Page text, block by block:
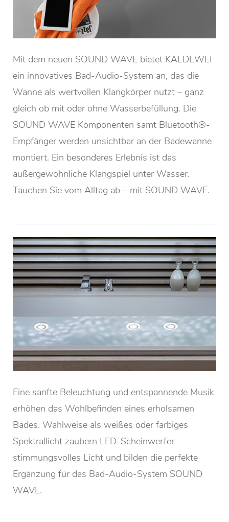
Mit dem neuen SOUND WAVE bietet KALDEWEI
ein innovatives Bad-Audio-System an, das die
Wanne als wertvollen Klangkörper nutzt – ganz
gleich ob mit oder ohne Wasserbefüllung. Die
SOUND WAVE Komponenten samt Bluetooth®-
Empfänger werden unsichtbar an der Badewanne
montiert. Ein besonderes Erlebnis ist das
außergewöhnliche Klangspiel unter Wasser.
Tauchen Sie vom Alltag ab – mit SOUND WAVE.
Eine sanfte Beleuchtung und entspannende Musik
erhöhen das Wohlbefinden eines erholsamen
Bades. Wahlweise als weißes oder farbiges
Spektrallicht zaubern LED-Scheinwerfer
stimmungsvolles Licht und bilden die perfekte
Ergänzung für das Bad-Audio-System SOUND
WAVE.